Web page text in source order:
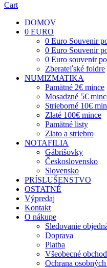
Cart
DOMOV
0 EURO
0 Euro Souvenir
0 Euro Souvenir
0 Euro souvenir
Zberateľské foldre
NUMIZMATIKA
Pamätné 2€ mince
Mosadzné 5€
Strieborné 10€
Zlaté 100€ mince
Pamätné listy
Zlato a striebro
NOTAFILIA
Gábrišovky
Československo
Slovensko
PRÍSLUŠENSTVO
OSTATNÉ
Výpredaj
Kontakt
O nákupe
Sledovanie
Doprava
Platba
Všeobecné
Ochrana